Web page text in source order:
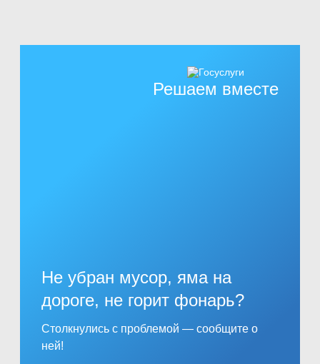
Решаем вместе
Не убран мусор, яма на
дороге, не горит фонарь?
Столкнулись с проблемой — сообщите о
ней!